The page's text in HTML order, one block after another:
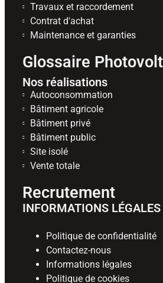
Travaux et raccordement
Contrat d'achat
Maintenance et garanties
Glossaire
Nos réalisations
Autoconsommation
Bâtiment agricole
Bâtiment privé
Bâtiment public
Site isolé
Vente totale
Recrutement
INFORMATIONS LÉGALES
Politique de confidentialité
Contactez-nous
Informations légales
Politique de cookies